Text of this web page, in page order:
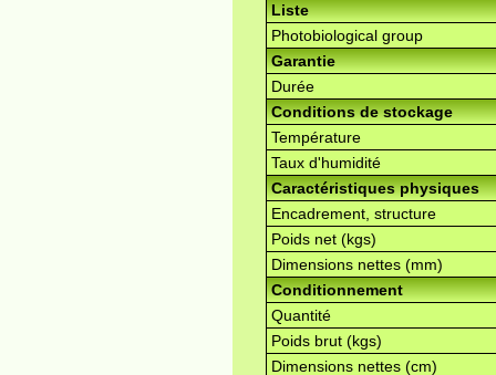
Liste
Photobiological group
Garantie
Durée
Conditions de stockage
Température
Taux d'humidité
Caractéristiques physiques
Encadrement, structure
Poids net (kgs)
Dimensions nettes (mm)
Conditionnement
Quantité
Poids brut (kgs)
Dimensions nettes (cm)